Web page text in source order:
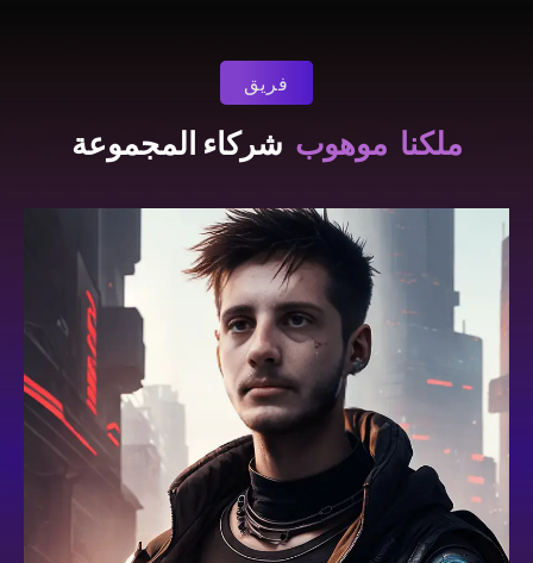
فريق
ملكنا موهوب شركاء المجموعة
HEAD OF CRM & AUTOMATIONS
ديموثينيس تزيموس